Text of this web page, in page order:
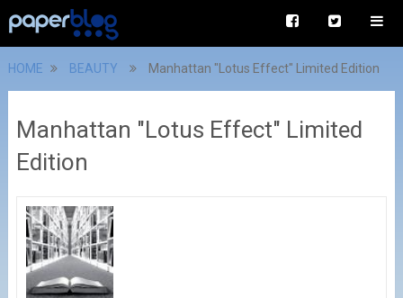
HOME BEAUTY Manhattan "Lotus Effect" Limited Edition
Manhattan "Lotus Effect" Limited
Edition